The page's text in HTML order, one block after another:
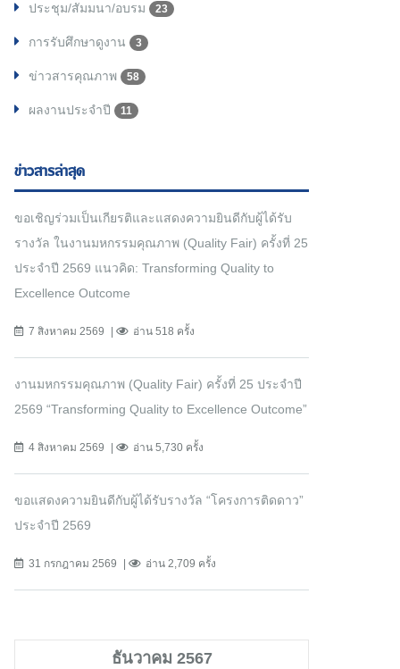
ประชุม/สัมมนา/อบรม 23
การรับศึกษาดูงาน 3
ข่าวสารคุณภาพ 58
ผลงานประจำปี 11
ข่าวสารล่าสุด
ขอเชิญร่วมเป็นเกียรติและแสดงความยินดีกับผู้ได้รับ
รางวัล ในงานมหกรรมคุณภาพ (Quality Fair) ครั้งที่ 25
ประจำปี 2569 แนวคิด: Transforming Quality to
Excellence Outcome
7 สิงหาคม 2569 อ่าน 518 ครั้ง
งานมหกรรมคุณภาพ (Quality Fair) ครั้งที่ 25 ประจำปี
2569 “Transforming Quality to Excellence Outcome”
4 สิงหาคม 2569 อ่าน 5,730 ครั้ง
ขอแสดงความยินดีกับผู้ได้รับรางวัล “โครงการติดดาว”
ประจำปี 2569
31 กรกฎาคม 2569 อ่าน 2,709 ครั้ง
ธันวาคม 2567